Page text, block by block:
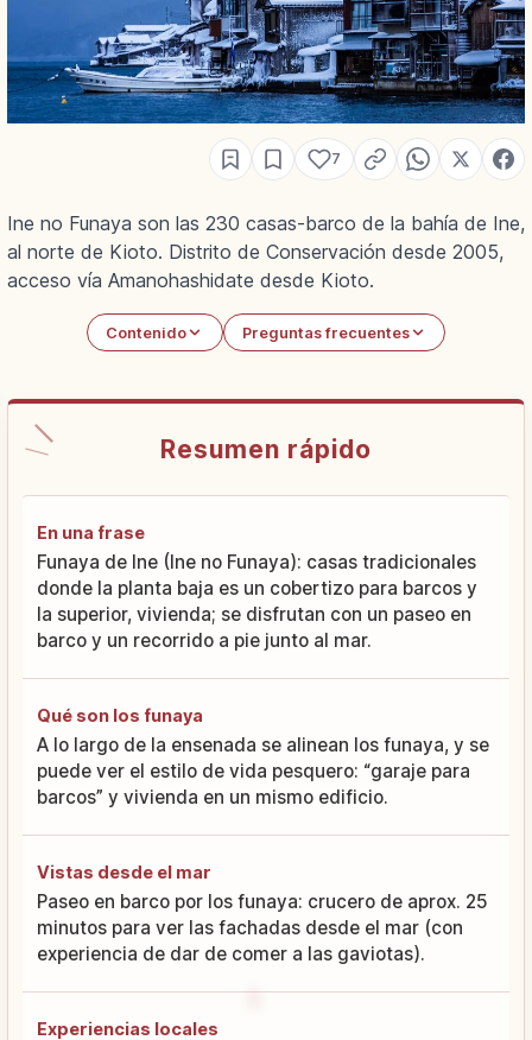
7
Ine no Funaya son las 230 casas-barco de la bahía de Ine,
al norte de Kioto. Distrito de Conservación desde 2005,
acceso vía Amanohashidate desde Kioto.
Contenido Preguntas frecuentes
Resumen rápido
En una frase
Funaya de Ine (Ine no Funaya): casas tradicionales
donde la planta baja es un cobertizo para barcos y
la superior, vivienda; se disfrutan con un paseo en
barco y un recorrido a pie junto al mar.
Qué son los funaya
A lo largo de la ensenada se alinean los funaya, y se
puede ver el estilo de vida pesquero: “garaje para
barcos” y vivienda en un mismo edificio.
Vistas desde el mar
Paseo en barco por los funaya: crucero de aprox. 25
minutos para ver las fachadas desde el mar (con
experiencia de dar de comer a las gaviotas).
Experiencias locales